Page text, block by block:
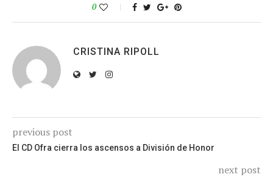
0
CRISTINA RIPOLL
previous post
El CD Ofra cierra los ascensos a División de Honor
next post